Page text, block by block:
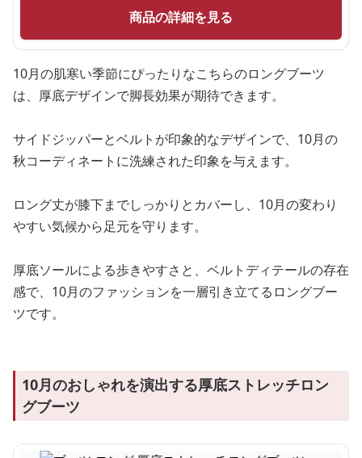
商品の詳細を見る
10月の肌寒い季節にぴったりなこちらのロングブーツ
は、厚底デザインで脚長効果が期待できます。
サイドジッパーとベルトが印象的なデザインで、10月の
秋コーディネートに洗練された印象を与えます。
ロング丈が膝下までしっかりとカバーし、10月の変わり
やすい気候から足元を守ります。
厚底ソールによる歩きやすさと、ベルトディテールの存在
感で、10月のファッションを一層引き立てるロングブー
ツです。
10月のおしゃれを演出する厚底ストレッチロン
グブーツ